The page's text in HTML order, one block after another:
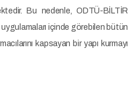
Bu nedenle, ODTÜ-BİLTİR
içinde görebilen bütün
kapsayan bir yapı kurmayı